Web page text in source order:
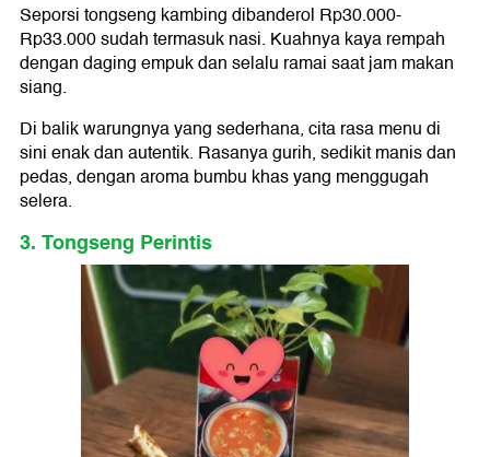
Seporsi tongseng kambing dibanderol Rp30.000-
Rp33.000 sudah termasuk nasi. Kuahnya kaya rempah
dengan daging empuk dan selalu ramai saat jam makan
siang.
Di balik warungnya yang sederhana, cita rasa menu di
sini enak dan autentik. Rasanya gurih, sedikit manis dan
pedas, dengan aroma bumbu khas yang menggugah
selera.
3. Tongseng Perintis